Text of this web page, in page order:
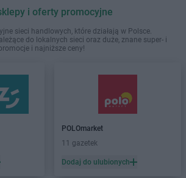
i oferty promocyjne
sieci handlowych, które działają w Polsce.
do lokalnych sieci oraz duże, znane super- i
i najniższe ceny!
POLOmarket
11 gazetek
Dodaj do ulubionych